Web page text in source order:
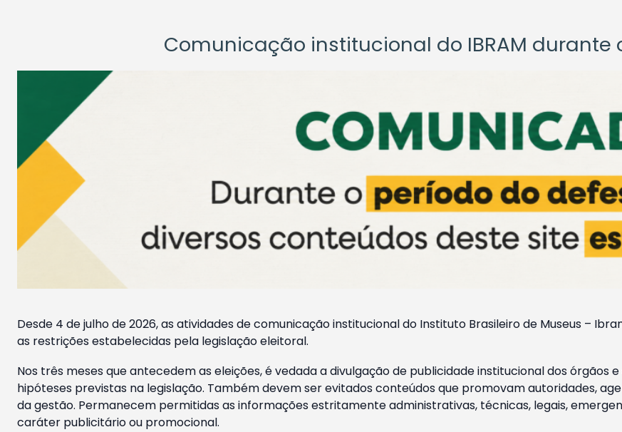
Comunicação institucional do IBRAM durante
Desde 4 de julho de 2026, as atividades de comunicação institucional do Instituto Brasileiro de Museus –
as restrições estabelecidas pela legislação eleitoral.
Nos três meses que antecedem as eleições, é vedada a divulgação de publicidade institucional dos órgãos
hipóteses previstas na legislação. Também devem ser evitados conteúdos que promovam autoridades,
da gestão. Permanecem permitidas as informações estritamente administrativas, técnicas, legais,
caráter publicitário ou promocional.